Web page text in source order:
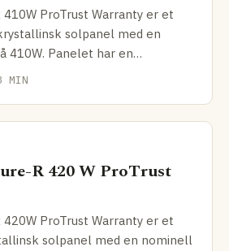
410W ProTrust Warranty er et
solpanel med en
410W. Panelet har en
%,
MIN
R 420 W ProTrust
420W ProTrust Warranty er et
solpanel med en nominell